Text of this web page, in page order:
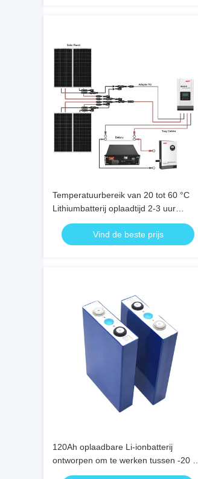
Temperatuurbereik van 20 tot 60 °C
Lithiumbatterij oplaadtijd 2-3 uur
Duurzame energieopslag voor
commerciële apparatuur
Vind de beste prijs
120Ah oplaadbare Li-ionbatterij
ontworpen om te werken tussen -20 en
60 graden Celsius voor industriële en